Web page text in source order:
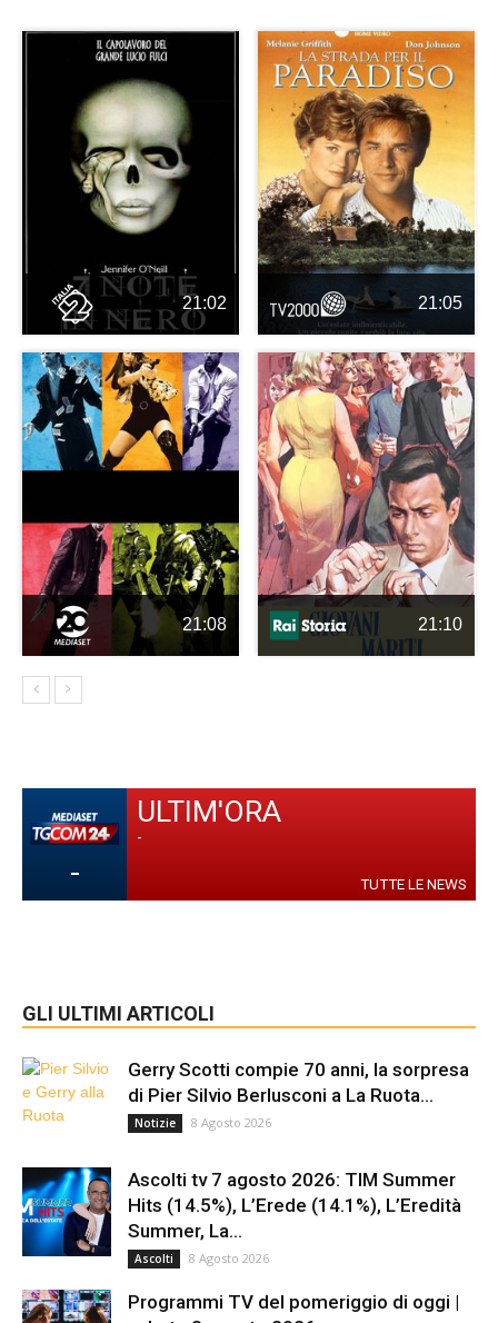
21:02 21:05
21:08 21:10
-
ULTIM'ORA
-
TUTTE LE NEWS
GLI ULTIMI ARTICOLI
Gerry Scotti compie 70 anni, la sorpresa
di Pier Silvio Berlusconi a La Ruota...
Notizie 8 Agosto 2026
Ascolti tv 7 agosto 2026: TIM Summer
Hits (14.5%), L’Erede (14.1%), L’Eredità
Summer, La...
Ascolti 8 Agosto 2026
Programmi TV del pomeriggio di oggi |